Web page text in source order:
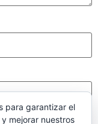
para garantizar el
mejorar nuestros